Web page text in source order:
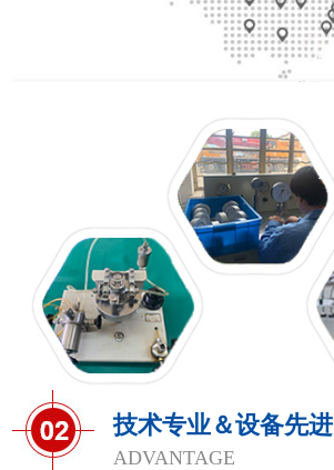
技术专业＆设备先进
ADVANTAGE